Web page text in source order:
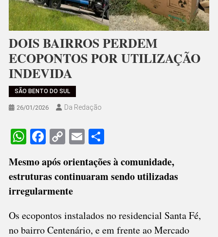
DOIS BAIRROS PERDEM
ECOPONTOS POR UTILIZAÇÃO
INDEVIDA
SÃO BENTO DO SUL
26/01/2026 Da Redação
WhatsApp
Facebook
CopyEmailShare
Mesmo após orientações à comunidade,
estruturas continuaram sendo utilizadas
irregularmente
Os ecopontos instalados no residencial Santa Fé,
no bairro Centenário, e em frente ao Mercado